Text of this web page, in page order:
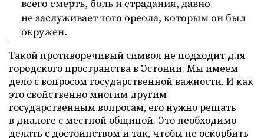
всего смерть, боль и страдания, давно
не заслуживает того ореола, которым он был
окружен.
Такой противоречивый символ не подходит для
городского пространства в Эстонии. Мы имеем
дело с вопросом государственной важности. И как
это свойственно многим другим
государственным вопросам, его нужно решать
в диалоге с местной общиной. Это необходимо
делать с достоинством и так, чтобы не оскорбить